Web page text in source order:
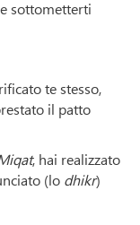
sottometterti
te stesso,
il patto
, hai realizzato
(lo dhikr)